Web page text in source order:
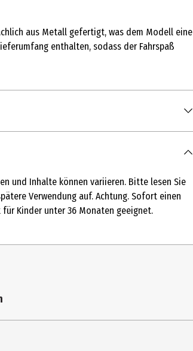
aus Metall gefertigt, was dem Modell eine
enthalten, sodass der Fahrspaß
und Inhalte können variieren. Bitte lesen Sie
Verwendung auf. Achtung. Sofort einen
Kinder unter 36 Monaten geeignet.